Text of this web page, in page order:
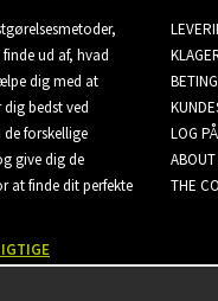
ud af, hvad
dig med at
bedst ved
forskellige
give dig de
at finde dit perfekte
LOG PÅ
THE